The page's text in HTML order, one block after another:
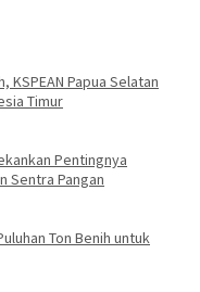
KSPEAN Papua Selatan
Timur
Pentingnya
Sentra Pangan
Ton Benih untuk